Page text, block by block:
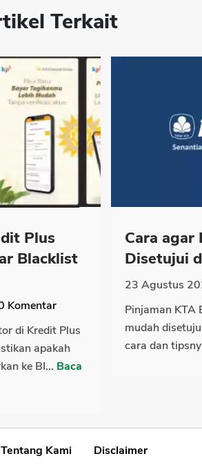
Terkait
Plus
Blacklist
Komentar
di Kredit Plus
apakah
ke BI... Baca
Cara agar
Disetujui
23 Agustus
Pinjaman KTA
mudah
cara dan
Tentang Kami Disclaimer